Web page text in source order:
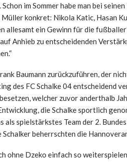
im Sommer habe man bei
konkret: Nikola Katic, Hasan
allesamt ein Gewinn für die
Anhieb zu entscheidenden
Baumann zurückzuführen, der
des FC Schalke 04 entscheidend
welcher zuvor anderthalb
die Schalke sportlich
als spielstärkstes Team der 2.
beherrschten die
ohne Dzeko einfach so